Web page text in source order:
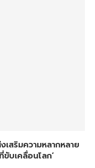
สริมความหลากหลาย
ขับเคลื่อนโลก’